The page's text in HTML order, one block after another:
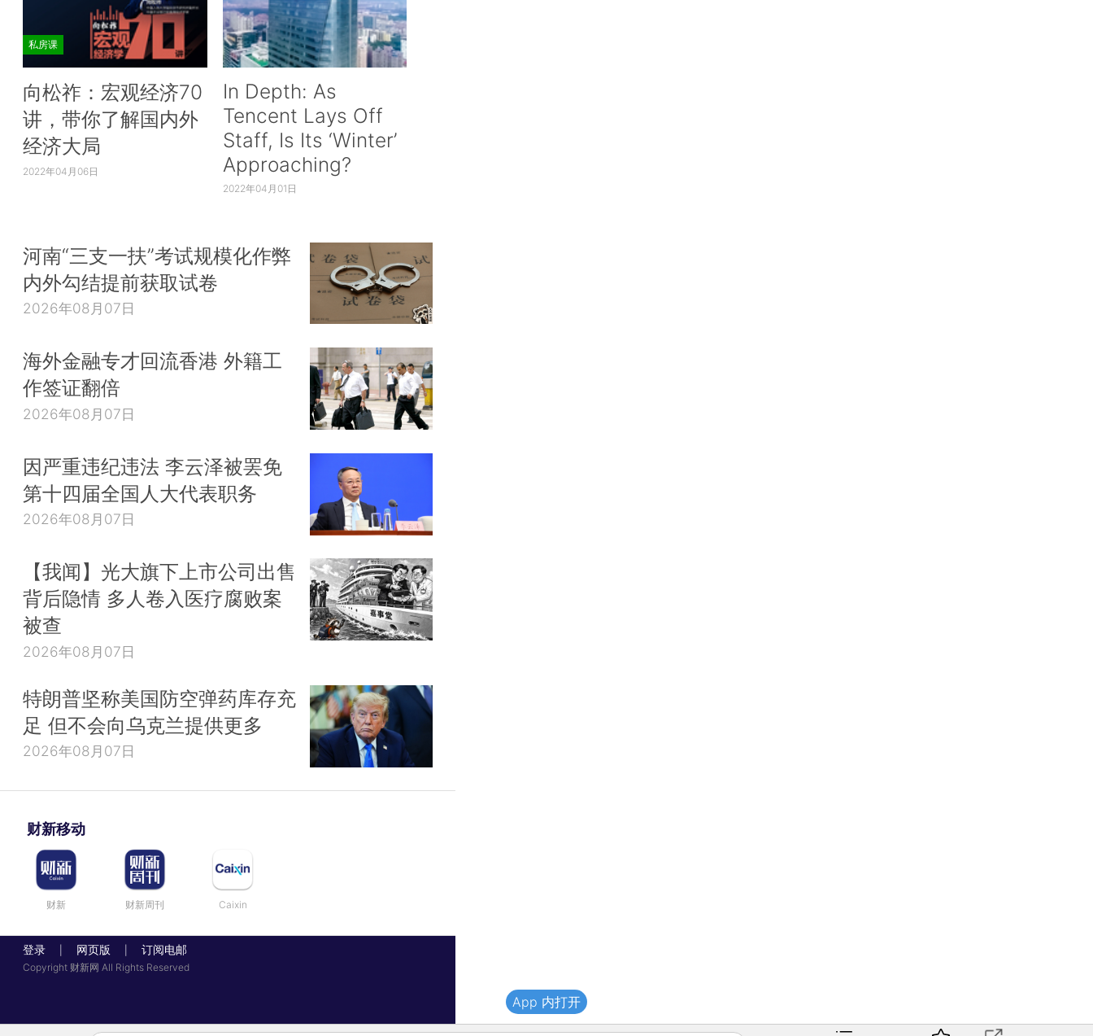
私房课
向松祚：宏观经济70
讲，带你了解国内外
经济大局
2022年04月06日
In Depth: As
Tencent Lays Off
Staff, Is Its ‘Winter’
Approaching?
2022年04月01日
河南“三支一扶”考试规模化作弊
内外勾结提前获取试卷
2026年08月07日
海外金融专才回流香港 外籍工
作签证翻倍
2026年08月07日
因严重违纪违法 李云泽被罢免
第十四届全国人大代表职务
2026年08月07日
【我闻】光大旗下上市公司出售
背后隐情 多人卷入医疗腐败案
被查
2026年08月07日
特朗普坚称美国防空弹药库存充
足 但不会向乌克兰提供更多
2026年08月07日
财新移动
财新 财新周刊 Caixin
登录 网页版 订阅电邮
Copyright 财新网 All Rights Reserved
App 内打开